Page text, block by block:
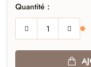
Quantité :